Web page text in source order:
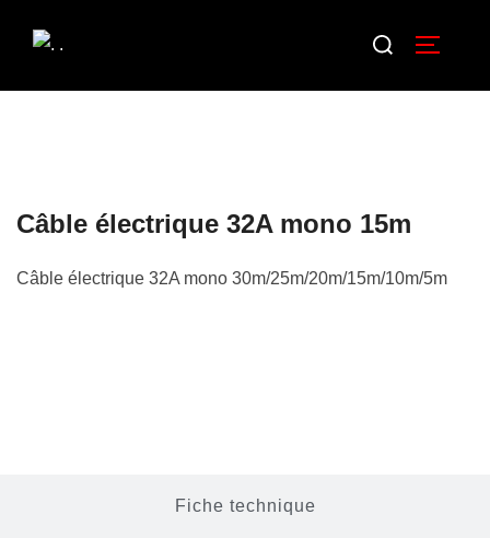
Câble électrique 32A mono 15m
Câble électrique 32A mono 30m/25m/20m/15m/10m/5m
Fiche technique